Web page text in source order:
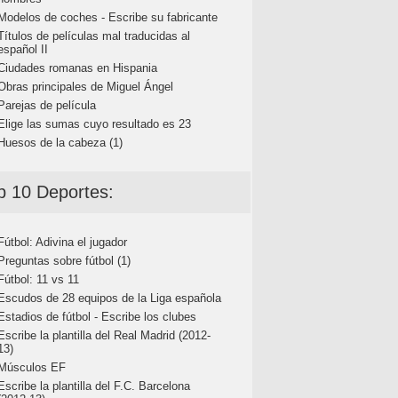
de coches - Escribe su fabricante
de películas mal traducidas al
II
romanas en Hispania
principales de Miguel Ángel
de película
las sumas cuyo resultado es 23
de la cabeza (1)
10 Deportes:
Adivina el jugador
sobre fútbol (1)
11 vs 11
de 28 equipos de la Liga española
de fútbol - Escribe los clubes
la plantilla del Real Madrid (2012-
EF
la plantilla del F.C. Barcelona